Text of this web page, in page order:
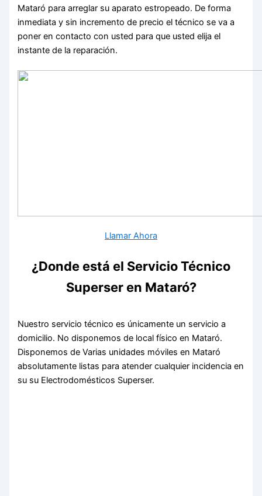
Mataró para arreglar su aparato estropeado. De forma
inmediata y sin incremento de precio el técnico se va a
poner en contacto con usted para que usted elija el
instante de la reparación.
Llamar Ahora
¿Donde está el Servicio Técnico
Superser en Mataró?
Nuestro servicio técnico es únicamente un servicio a
domicilio. No disponemos de local físico en Mataró.
Disponemos de Varias unidades móviles en Mataró
absolutamente listas para atender cualquier incidencia en
su su Electrodomésticos Superser.